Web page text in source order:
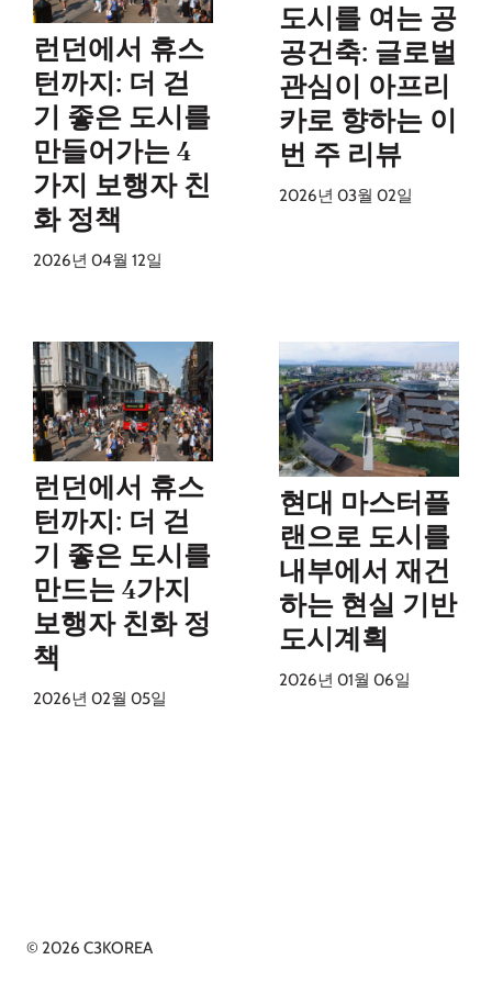
런던에서 휴스
턴까지: 더 걷
기 좋은 도시를
만들어가는 4
가지 보행자 친
화 정책
2026년 04월 12일
도시를 여는 공
공건축: 글로벌
관심이 아프리
카로 향하는 이
번 주 리뷰
2026년 03월 02일
런던에서 휴스
턴까지: 더 걷
기 좋은 도시를
만드는 4가지
보행자 친화 정
책
2026년 02월 05일
현대 마스터플
랜으로 도시를
내부에서 재건
하는 현실 기반
도시계획
2026년 01월 06일
© 2026 C3KOREA